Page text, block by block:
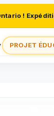
!
PROJET